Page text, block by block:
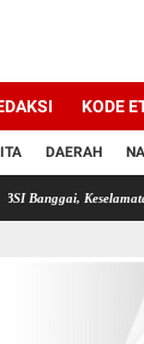
KODE
DAERAH
Keselamatan Buruh